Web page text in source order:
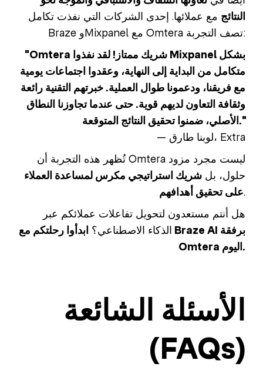
النتائج مع عملائها. إحدى الشركات التي نفذت تكامل
Braze وMixpanel مع Omtera تصف التجربة:
"Omtera شريك ممتاز! لقد نفذوا Mixpanel بشكل
متكامل من البداية إلى النهاية، وعقدوا اجتماعات يومية
مع فريقنا، ودعمونا طوال العملية. خبرتهم التقنية رائعة
وثقافة التعاون لديهم قوية. حتى عندما تجاوزنا النطاق
الأصلي، ضمنوا تحقيق النتائج المتوقعة."
— لوبنا طارق، Extra
تُظهر هذه التجربة أن Omtera ليست مجرد مزود
حلول، بل شريك استراتيجي مكرس لمساعدة العملاء
على تحقيق أهدافهم.
هل أنتم مستعدون لتحويل تفاعلات عملائكم عبر
الذكاء الاصطناعي؟ ابدأوا رحلتكم مع Braze AI برفقة
Omtera اليوم.
الأسئلة الشائعة
(FAQs)